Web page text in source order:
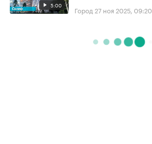
5:00 Город 27 ноя 2025, 09:20